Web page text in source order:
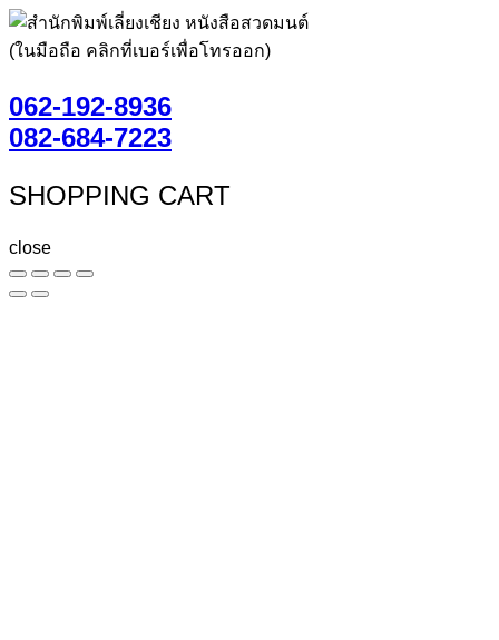
(ในมือถือ คลิกที่เบอร์เพื่อโทรออก)
062-192-8936
082-684-7223
SHOPPING CART
close